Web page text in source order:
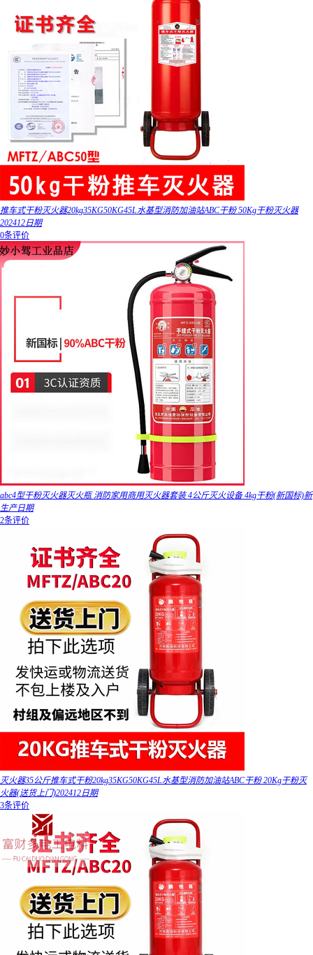
推车式干粉灭火器20kg35KG50KG45L水基型消防加油站ABC干粉 50Kg干粉灭火器
202412日期
0条评价
abc4型干粉灭火器灭火瓶 消防家用商用灭火器套装 4公斤灭火设备 4kg干粉(新国标)新
生产日期
2条评价
灭火器35公斤推车式干粉20kg35KG50KG45L水基型消防加油站ABC干粉 20Kg干粉灭
火器(送货上门)202412日期
3条评价